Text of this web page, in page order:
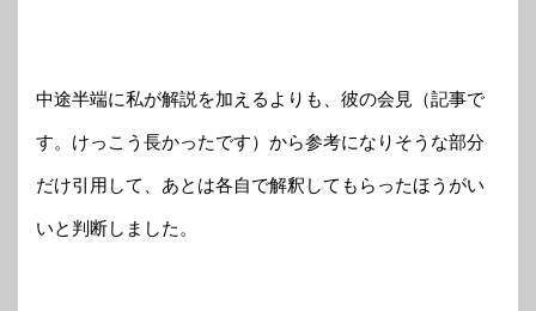
中途半端に私が解説を加えるよりも、彼の会見（記事で
す。けっこう長かったです）から参考になりそうな部分
だけ引用して、あとは各自で解釈してもらったほうがい
いと判断しました。